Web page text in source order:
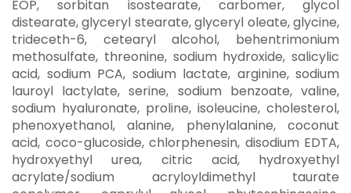
EOP, sorbitan isostearate, carbomer, glycol
distearate, glyceryl stearate, glyceryl oleate, glycine,
trideceth-6, cetearyl alcohol, behentrimonium
methosulfate, threonine, sodium hydroxide, salicylic
acid, sodium PCA, sodium lactate, arginine, sodium
lauroyl lactylate, serine, sodium benzoate, valine,
sodium hyaluronate, proline, isoleucine, cholesterol,
phenoxyethanol, alanine, phenylalanine, coconut
acid, coco-glucoside, chlorphenesin, disodium EDTA,
hydroxyethyl urea, citric acid, hydroxyethyl
acrylate/sodium acryloyldimethyl taurate